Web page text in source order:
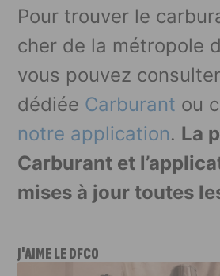
Pour trouver le
cher de la métropole
vous pouvez
dédiée Carburant ou
notre application. La
Carburant et
mises à jour toutes
J'AIME LE DFCO